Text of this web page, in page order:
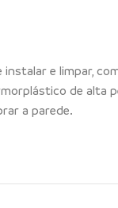
e limpar,
de alta
a parede.